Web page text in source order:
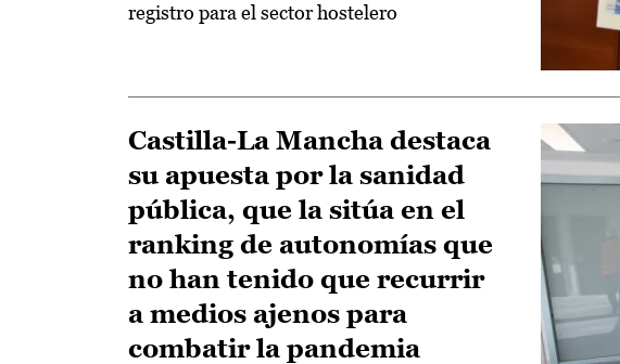
registro para el sector hostelero
Castilla-La Mancha destaca
su apuesta por la sanidad
pública, que la sitúa en el
ranking de autonomías que
no han tenido que recurrir
a medios ajenos para
combatir la pandemia